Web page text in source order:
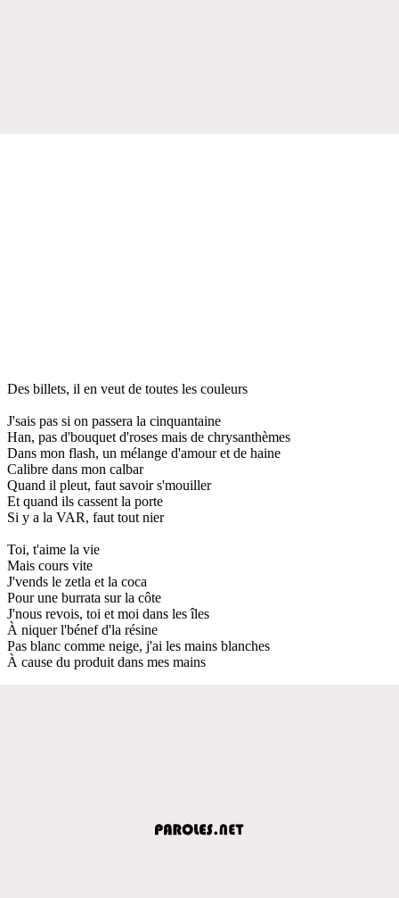
Des billets, il en veut de toutes les couleurs
J'sais pas si on passera la cinquantaine
Han, pas d'bouquet d'roses mais de chrysanthèmes
Dans mon flash, un mélange d'amour et de haine
Calibre dans mon calbar
Quand il pleut, faut savoir s'mouiller
Et quand ils cassent la porte
Si y a la VAR, faut tout nier
Toi, t'aime la vie
Mais cours vite
J'vends le zetla et la coca
Pour une burrata sur la côte
J'nous revois, toi et moi dans les îles
À niquer l'bénef d'la résine
Pas blanc comme neige, j'ai les mains blanches
À cause du produit dans mes mains